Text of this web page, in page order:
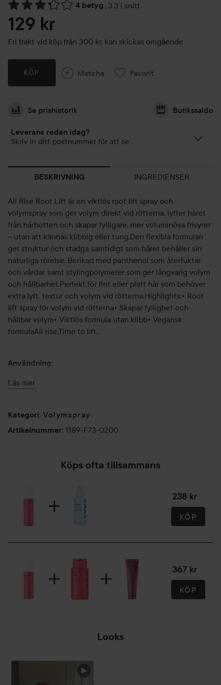
4 betyg , 3.3 i snitt
Hoppa till Betyg & kommentarer
129 kr
Fri frakt vid köp från 300 kr, kan skickas omgående
KÖP Matcha Favorit
Se prishistorik Butikssaldo
Leverans redan idag?
Skriv in ditt postnummer för att se
BESKRIVNING INGREDIENSER
All Rise Root Lift är en viktlös root lift spray och
volymspray som ger volym direkt vid rötterna, lyfter håret
från hårbotten och skapar fylligare, mer voluminösa frisyrer
– utan att kännas klibbig eller tung.Den flexibla formulan
ger struktur och stadga samtidigt som håret behåller sin
naturliga rörelse. Berikad med panthenol som återfuktar
och vårdar, samt stylingpolymerer som ger långvarig volym
och hållbarhet.Perfekt för fint eller platt hår som behöver
extra lyft, textur och volym vid rötterna.Highlights:• Root
lift spray för volym vid rötterna• Skapar fyllighet och
hållbar volym• Viktlös formula utan klibb• Vegansk
formulaAll rise.Time to lift.
Användning:
Spraya i fuktigt hår direkt vid rötterna och föna för maximal
200 ml
Läs mer
Kategori: Volymspray
Artikelnummer: 1189-F73-0200
Köps ofta tillsammans
238 kr
KÖP
367 kr
KÖP
Looks